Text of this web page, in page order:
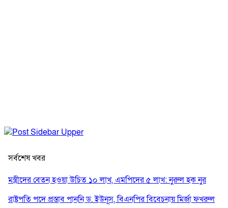
সর্বশেষ খবর
মন্ত্রীদের বেতন হওয়া উচিত ১০ লাখ, এমপিদের ৫ লাখ: নুরুল হক নুর
রাষ্ট্রপতি পদে প্রস্তাব পাননি ড. ইউনূস, বিএনপির বিবেচনায় মির্জা ফখরুল